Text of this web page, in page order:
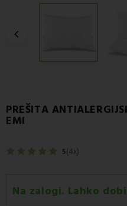

PREŠITA
EMI
5(4x)
Na zalogi. Lahko